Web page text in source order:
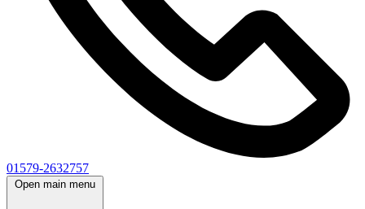
01579-2632757
Open main menu